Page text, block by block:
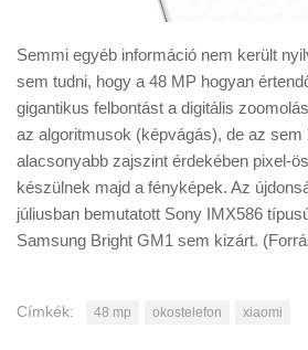
Semmi egyéb információ nem került
sem tudni, hogy a 48 MP hogyan
gigantikus felbontást a digitális
az algoritmusok (képvágás), de az sem
alacsonyabb zajszint érdekében pixel-
készülnek majd a fényképek. Az
júliusban bemutatott Sony IMX586
Samsung Bright GM1 sem kizárt.
Címkék: 48 mp okostelefon xiaomi